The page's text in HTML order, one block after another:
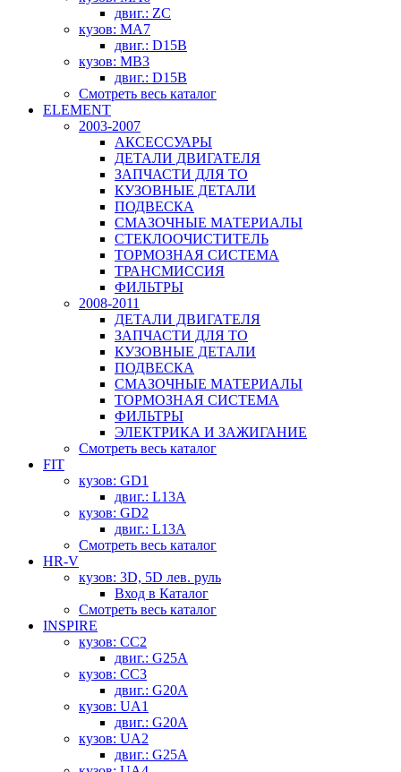
двиг.: ZC
кузов: MA7
двиг.: D15B
кузов: MB3
двиг.: D15B
Смотреть весь каталог
ELEMENT
2003-2007
АКСЕССУАРЫ
ДЕТАЛИ ДВИГАТЕЛЯ
ЗАПЧАСТИ ДЛЯ ТО
КУЗОВНЫЕ ДЕТАЛИ
ПОДВЕСКА
СМАЗОЧНЫЕ МАТЕРИАЛЫ
СТЕКЛООЧИСТИТЕЛЬ
ТОРМОЗНАЯ СИСТЕМА
ТРАНСМИССИЯ
ФИЛЬТРЫ
2008-2011
ДЕТАЛИ ДВИГАТЕЛЯ
ЗАПЧАСТИ ДЛЯ ТО
КУЗОВНЫЕ ДЕТАЛИ
ПОДВЕСКА
СМАЗОЧНЫЕ МАТЕРИАЛЫ
ТОРМОЗНАЯ СИСТЕМА
ФИЛЬТРЫ
ЭЛЕКТРИКА И ЗАЖИГАНИЕ
Смотреть весь каталог
FIT
кузов: GD1
двиг.: L13A
кузов: GD2
двиг.: L13A
Смотреть весь каталог
HR-V
кузов: 3D, 5D лев. руль
Вход в Каталог
Смотреть весь каталог
INSPIRE
кузов: CC2
двиг.: G25A
кузов: CC3
двиг.: G20A
кузов: UA1
двиг.: G20A
кузов: UA2
двиг.: G25A